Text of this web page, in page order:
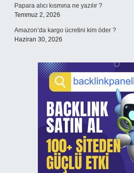
Papara alıcı kısmına ne yazılır ?
Temmuz 2, 2026
Amazon’da kargo ücretini kim öder ?
Haziran 30, 2026